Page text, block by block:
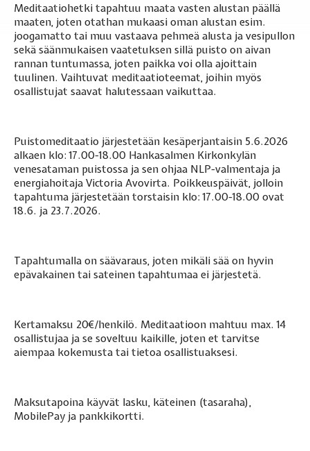
Meditaatiohetki tapahtuu maata vasten alustan päällä
maaten, joten otathan mukaasi oman alustan esim.
joogamatto tai muu vastaava pehmeä alusta ja vesipullon
sekä säänmukaisen vaatetuksen sillä puisto on aivan
rannan tuntumassa, joten paikka voi olla ajoittain
tuulinen. Vaihtuvat meditaatioteemat, joihin myös
osallistujat saavat halutessaan vaikuttaa.
Puistomeditaatio järjestetään kesäperjantaisin 5.6.2026
alkaen klo: 17.00-18.00 Hankasalmen Kirkonkylän
venesataman puistossa ja sen ohjaa NLP-valmentaja ja
energiahoitaja Victoria Avovirta. Poikkeuspäivät, jolloin
tapahtuma järjestetään torstaisin klo: 17.00-18.00 ovat
18.6. ja 23.7.2026.
Tapahtumalla on säävaraus, joten mikäli sää on hyvin
epävakainen tai sateinen tapahtumaa ei järjestetä.
Kertamaksu 20€/henkilö. Meditaatioon mahtuu max. 14
osallistujaa ja se soveltuu kaikille, joten et tarvitse
aiempaa kokemusta tai tietoa osallistuaksesi.
Maksutapoina käyvät lasku, käteinen (tasaraha),
MobilePay ja pankkikortti.